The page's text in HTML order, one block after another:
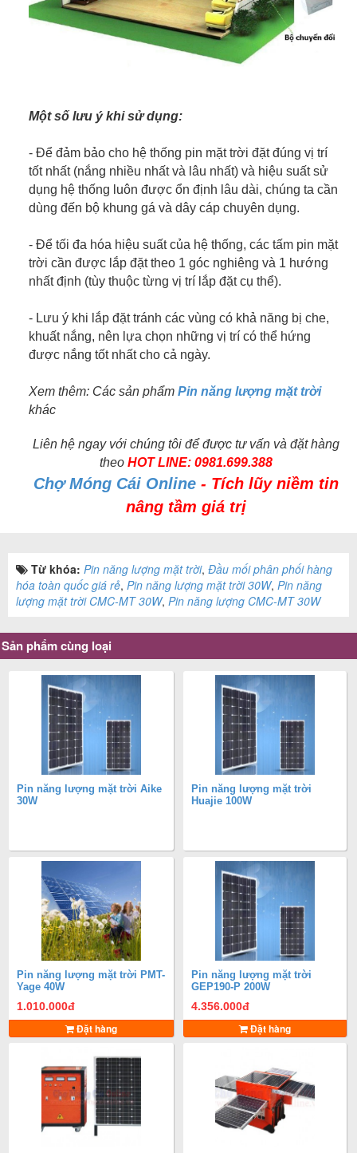
Một số lưu ý khi sử dụng:
- Để đảm bảo cho hệ thống pin mặt trời đặt đúng vị trí
tốt nhất (nắng nhiều nhất và lâu nhất) và hiệu suất sử
dụng hệ thống luôn được ổn định lâu dài, chúng ta cần
dùng đến bộ khung gá và dây cáp chuyên dụng.
- Để tối đa hóa hiệu suất của hệ thống, các tấm pin mặt
trời cần được lắp đặt theo 1 góc nghiêng và 1 hướng
nhất định (tùy thuộc từng vị trí lắp đặt cụ thể).
- Lưu ý khi lắp đặt tránh các vùng có khả năng bị che,
khuất nắng, nên lựa chọn những vị trí có thể hứng
được nắng tốt nhất cho cả ngày.
Xem thêm: Các sản phẩmPin năng lượng mặt trời
khác
Liên hệ ngay với chúng tôi để được tư vấn và đặt hàng
theoHOT LINE:0981.699.388
Chợ Móng Cái Online - Tích lũy niềm tin
nâng tầm giá trị
Từ khóa: Pin năng lượng mặt trời, Đầu mối phân phối hàng
hóa toàn quốc giá rẻ, Pin năng lượng mặt trời 30W, Pin năng
lượng mặt trời CMC-MT 30W, Pin năng lượng CMC-MT 30W
Sản phẩm cùng loại
Pin năng lượng mặt trời Aike
30W
Pin năng lượng mặt trời
Huajie 100W
Pin năng lượng mặt trời PMT-
Yage 40W
1.010.000đ
Đặt hàng
Pin năng lượng mặt trời
GEP190-P 200W
4.356.000đ
Đặt hàng